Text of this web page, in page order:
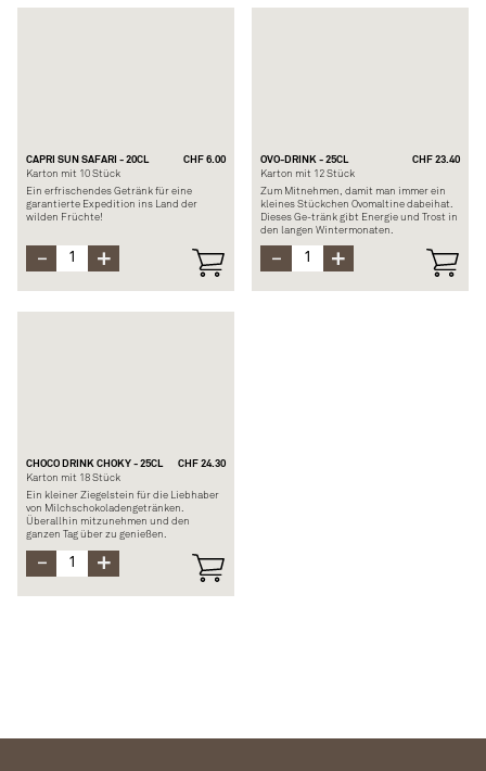
CAPRI SUN SAFARI - 20CL
CHF 6.00
Karton mit 10 Stück
Ein erfrischendes Getränk für eine
garantierte Expedition ins Land der
wilden Früchte!
Zitronensaft, 3.2% Ananassaft, 2.9%
Orangensaft, 1.5% Mandarinensaft, 0.1%
OVO-DRINK - 25CL
CHF 23.40
Karton mit 12 Stück
Zum Mitnehmen, damit man immer ein
kleines Stückchen Ovomaltine dabeihat.
Dieses Ge-tränk gibt Energie und Trost in
den langen Wintermonaten.
Zusammensetzung: 44% Vollmilch,
CHOCO DRINK CHOKY - 25CL
CHF 24.30
Karton mit 18 Stück
Ein kleiner Ziegelstein für die Liebhaber
von Milchschokoladengetränken.
Überallhin mitzunehmen und den
ganzen Tag über zu genießen.
Zusammensetzung: 92% teilentrahmte
Milch, Zucker, 0,7% Schokolade, 0,7%